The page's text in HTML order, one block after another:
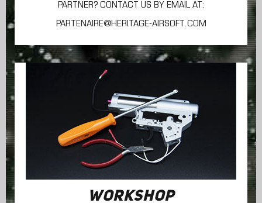
PARTNER? CONTACT US BY EMAIL AT:
PARTENAIRE@HERITAGE-AIRSOFT.COM
WORKSHOP